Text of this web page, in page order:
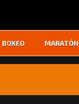
BOXEO MARATÓN